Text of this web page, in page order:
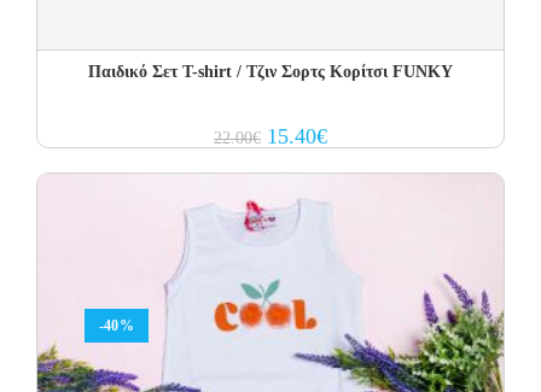
Παιδικό Σετ T-shirt / Τζιν Σορτς Κορίτσι FUNKY
22.00€ Original
price
15.40€Current
price
-40%